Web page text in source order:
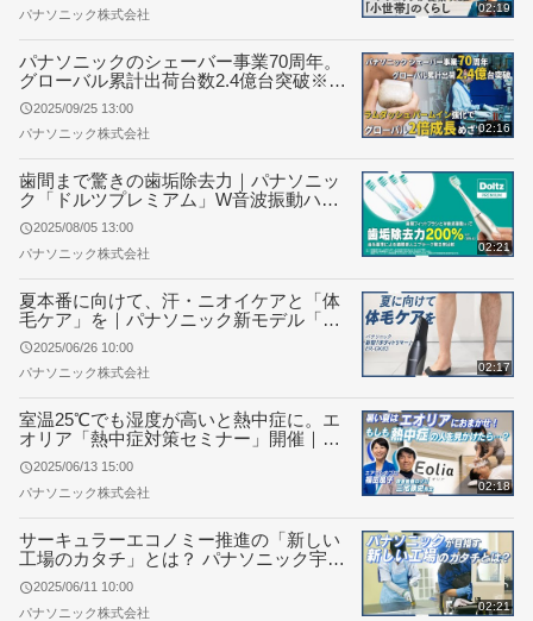
02:19
パナソニック株式会社
02:16
パナソニックのシェーバー事業70周年。
グローバル累計出荷台数2.4億台突破※1
ラムダッシュパームイン中心に海外市場
２倍成長めざす
2025/09/25 13:00
パナソニック株式会社
02:21
歯間まで驚きの歯垢除去力｜パナソニッ
ク「ドルツプレミアム」W音波振動ハブ
ラシ 9月上旬発売
2025/08/05 13:00
パナソニック株式会社
02:17
夏本番に向けて、汗・ニオイケアと「体
毛ケア」を｜パナソニック新モデル「ボ
ディトリマー」ER-GK83
2025/06/26 10:00
パナソニック株式会社
02:18
室温25℃でも湿度が高いと熱中症に。エ
オリア「熱中症対策セミナー」開催｜省
エネ・清潔・高品質のエオリアで快適に
2025/06/13 15:00
パナソニック株式会社
02:21
サーキュラーエコノミー推進の「新しい
工場のカタチ」とは？ パナソニック宇都
宮工場がPanasonic Factory Refreshの中
核拠点に
2025/06/11 10:00
パナソニック株式会社